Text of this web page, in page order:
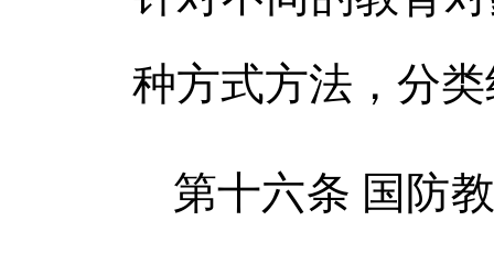
种方式方法，分
第十六条 国防